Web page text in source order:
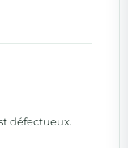
défectueux.